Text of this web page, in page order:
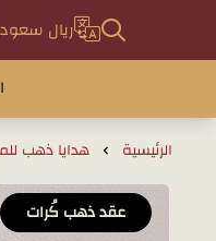
ريال
الرئيسية هدايا ذهب
عقد ذهب كُرات